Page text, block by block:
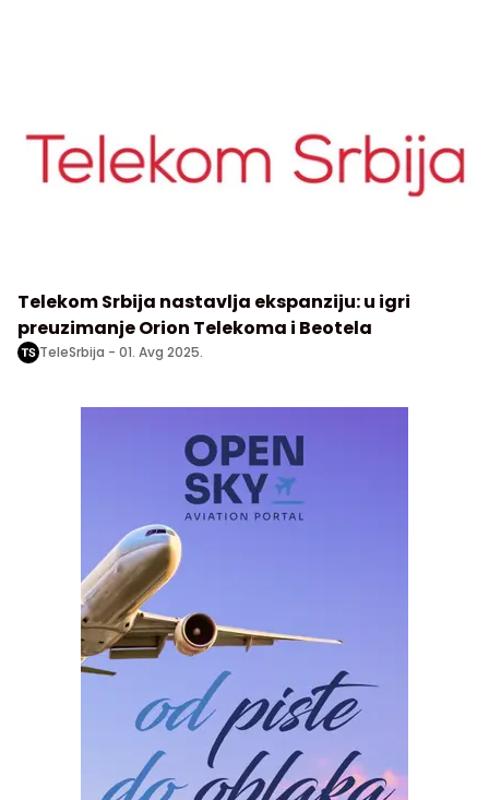
Telekom Srbija nastavlja ekspanziju: u igri
preuzimanje Orion Telekoma i Beotela
TeleSrbija - 01. Avg 2025.